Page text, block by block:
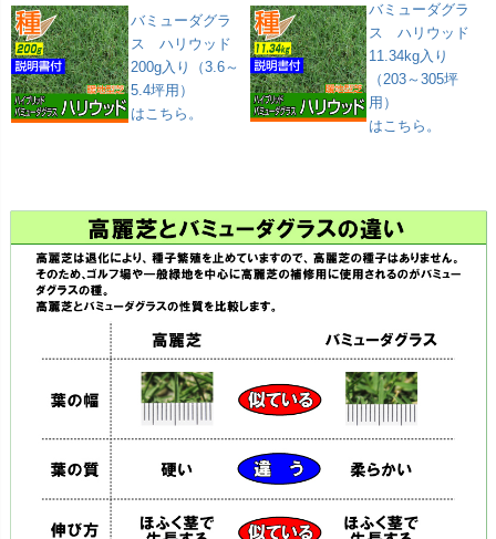
バミューダグラ
ス ハリウッド
200g入り（3.6～
5.4坪用）
はこちら。
バミューダグラ
ス ハリウッド
11.34kg入り
（203～305坪
用）
はこちら。